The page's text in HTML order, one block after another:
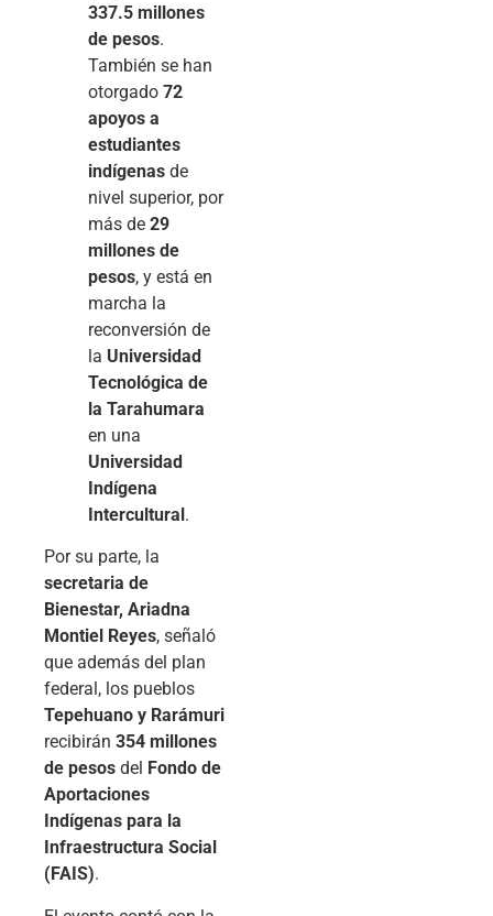
337.5 millones
de pesos.
También se han
otorgado 72
apoyos a
estudiantes
indígenas de
nivel superior, por
más de 29
millones de
pesos, y está en
marcha la
reconversión de
la Universidad
Tecnológica de
la Tarahumara
en una
Universidad
Indígena
Intercultural.
Por su parte, la
secretaria de
Bienestar, Ariadna
Montiel Reyes, señaló
que además del plan
federal, los pueblos
Tepehuano y Rarámuri
recibirán 354 millones
de pesos del Fondo de
Aportaciones
Indígenas para la
Infraestructura Social
(FAIS).